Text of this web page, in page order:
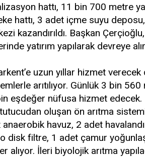
hattı, 11 bin 700 metre
hattı, 3 adet içme suyu
kazandırıldı. Başkan
yatırım yapılarak devreye
uzun yıllar hizmet
arıtılıyor. Günlük 3 bin
eşdeğer nüfusa hizmet
oluşan ön arıtma
anaerobik havuz, 2 adet
disk filtre, 1 adet çamur
alıyor. İleri biyolojik arıtma